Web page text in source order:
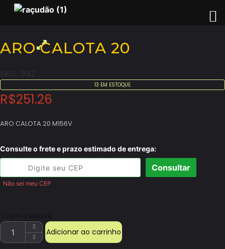
ARO CALOTA 20
13 EM ESTOQUE
R$251.26
ARO CALOTA 20 M156V
Consulte o frete e prazo estimado de entrega:
Consultar
Não sei meu CEP
ARO CALOTA 20 quantidade
Adicionar ao carrinho